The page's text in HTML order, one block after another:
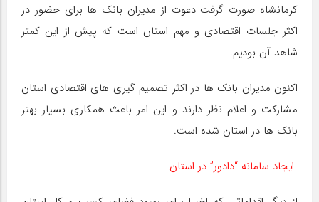
کرمانشاه صورت گرفت دعوت از مدیران بانک ها برای حضور در
اکثر جلسات اقتصادی و مهم استان است که پیش از این کمتر
شاهد آن بودیم.
اکنون مدیران بانک ها در اکثر تصمیم گیری های اقتصادی استان
مشارکت و اعلام نظر دارند و این امر باعث همکاری بسیار بهتر
بانک ها در استان شده است.
ایجاد سامانه “دادور” در استان